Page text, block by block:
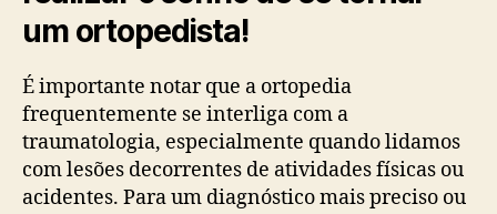
um ortopedista!
É importante notar que a ortopedia
frequentemente se interliga com a
traumatologia, especialmente quando lidamos
com lesões decorrentes de atividades físicas ou
acidentes. Para um diagnóstico mais preciso ou